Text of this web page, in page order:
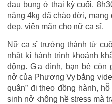
đau bụng ở thai kỳ cuối.
nặng 4kg đã chào đời,
đẹp, viên mãn cho nữ ca sĩ.
Nữ ca sĩ trưởng thành từ
nhật kí hành trình khoảnh
động. Gia đình, bạn bè còn
nở của Phương Vy bằng
quân” đi theo đồng hành,
sinh nở không hề stress mà